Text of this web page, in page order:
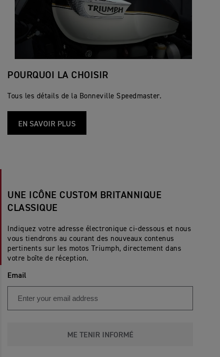
POURQUOI LA CHOISIR
Tous les détails de la Bonneville Speedmaster.
EN SAVOIR PLUS
UNE ICÔNE CUSTOM BRITANNIQUE
CLASSIQUE
Indiquez votre adresse électronique ci-dessous et nous
vous tiendrons au courant des nouveaux contenus
pertinents sur les motos Triumph, directement dans
votre boîte de réception.
Email
ME TENIR INFORMÉ